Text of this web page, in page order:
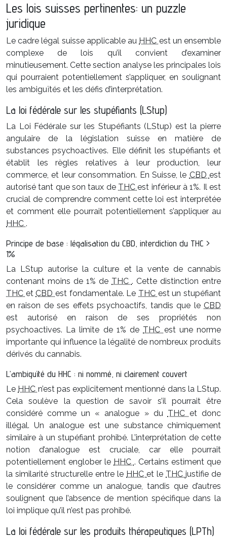
Les lois suisses pertinentes: un puzzle
juridique
Le cadre légal suisse applicable au HHC est un ensemble
complexe de lois qu’il convient d’examiner
minutieusement. Cette section analyse les principales lois
qui pourraient potentiellement s’appliquer, en soulignant
les ambiguïtés et les défis d’interprétation.
La loi fédérale sur les stupéfiants (LStup)
La Loi Fédérale sur les Stupéfiants (LStup) est la pierre
angulaire de la législation suisse en matière de
substances psychoactives. Elle définit les stupéfiants et
établit les règles relatives à leur production, leur
commerce, et leur consommation. En Suisse, le CBD est
autorisé tant que son taux de THCest inférieur à 1%. Il est
crucial de comprendre comment cette loi est interprétée
et comment elle pourrait potentiellement s’appliquer au
HHC .
Principe de base : légalisation du CBD, interdiction du THC >
1%
La LStup autorise la culture et la vente de cannabis
contenant moins de 1% de THC . Cette distinction entre
THC etCBDest fondamentale. Le THC est un stupéfiant
en raison de ses effets psychoactifs, tandis que le CBD
est autorisé en raison de ses propriétés non
psychoactives. La limite de 1% de THC est une norme
importante qui influence la légalité de nombreux produits
dérivés du cannabis.
L’ambiguïté du HHC : ni nommé, ni clairement couvert
Le HHC n’est pas explicitement mentionné dans la LStup.
Cela soulève la question de savoir s’il pourrait être
considéré comme un « analogue » du THC et donc
illégal. Un analogue est une substance chimiquement
similaire à un stupéfiant prohibé. L’interprétation de cette
notion d’analogue est cruciale, car elle pourrait
potentiellement englober le HHC . Certains estiment que
la similarité structurelle entre le HHC et le THC justifie de
le considérer comme un analogue, tandis que d’autres
soulignent que l’absence de mention spécifique dans la
loi implique qu’il n’est pas prohibé.
La loi fédérale sur les produits thérapeutiques (LPTh)